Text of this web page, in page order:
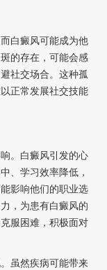
白癜风可能成为他
的存在，可能会感
社交场合。这种孤
正常发展社交技能
。白癜风引发的心
、学习效率降低，
影响他们的职业选
，为患有白癜风的
服困难，积极面对
虽然疾病可能带来